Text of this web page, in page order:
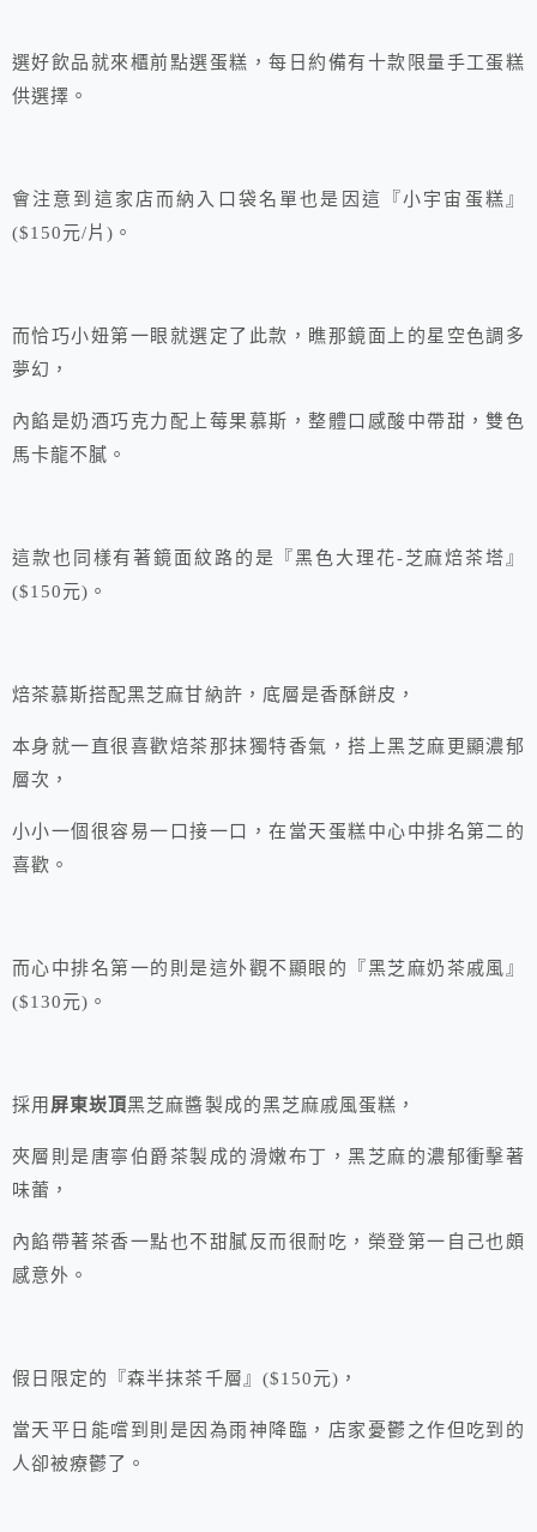
選好飲品就來櫃前點選蛋糕，每日約備有十款限量手工蛋糕
供選擇。
會注意到這家店而納入口袋名單也是因這『小宇宙蛋糕』
($150元/片)。
而恰巧小妞第一眼就選定了此款，瞧那鏡面上的星空色調多
夢幻，
內餡是奶酒巧克力配上莓果慕斯，整體口感酸中帶甜，雙色
馬卡龍不膩。
這款也同樣有著鏡面紋路的是『黑色大理花-芝麻焙茶塔』
($150元)。
焙茶慕斯搭配黑芝麻甘納許，底層是香酥餅皮，
本身就一直很喜歡焙茶那抹獨特香氣，搭上黑芝麻更顯濃郁
層次，
小小一個很容易一口接一口，在當天蛋糕中心中排名第二的
喜歡。
而心中排名第一的則是這外觀不顯眼的『黑芝麻奶茶戚風』
($130元)。
採用 屏東崁頂黑芝麻醬製成的黑芝麻戚風蛋糕，
夾層則是唐寧伯爵茶製成的滑嫩布丁，黑芝麻的濃郁衝擊著
味蕾，
內餡帶著茶香一點也不甜膩反而很耐吃，榮登第一自己也頗
感意外。
假日限定的『森半抹茶千層』($150元)，
當天平日能嚐到則是因為雨神降臨，店家憂鬱之作但吃到的
人卻被療鬱了。